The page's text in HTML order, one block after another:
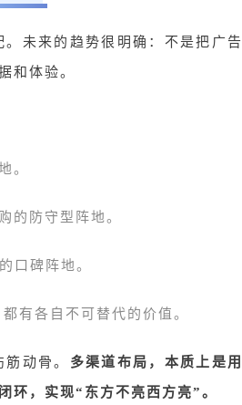
未来的趋势很明确：不是把广告
和体验。
。
的防守型阵地。
口碑阵地。
有各自不可替代的价值。
动骨。 多渠道布局，本质上是用
环，实现“东方不亮西方亮”。